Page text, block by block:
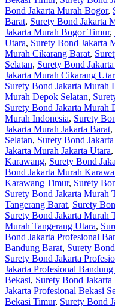
Bond Jakarta Murah Bogor,
Barat, Surety Bond Jakarta
Jakarta Murah Bogor Timur,
Utara, Surety Bond Jakarta
Murah Cikarang Barat,
Selatan, Surety Bond
Jakarta Murah Cikarang
Surety Bond Jakarta Murah
Murah Depok Selatan,
Surety Bond Jakarta Murah
Murah Indonesia, Surety
Jakarta Murah Jakarta Barat,
Selatan, Surety Bond
Jakarta Murah Jakarta Utara,
Karawang, Surety Bond
Bond Jakarta Murah
Karawang Timur, Surety
Surety Bond Jakarta Murah
Tangerang Barat, Surety
Surety Bond Jakarta Murah
Murah Tangerang Utara,
Bond Jakarta Profesional
Bandung Barat, Surety
Surety Bond Jakarta
Jakarta Profesional
Bekasi, Surety Bond
Jakarta Profesional Bekasi
Bekasi Timur, Surety Bond